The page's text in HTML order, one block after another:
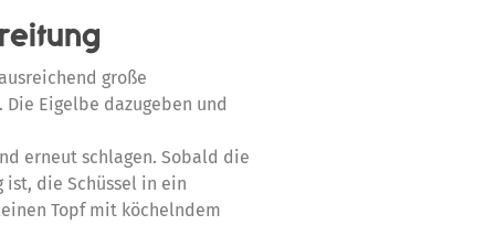
große
Eigelbe dazugeben und
erneut schlagen. Sobald die
ist, die Schüssel in ein
Topf mit köchelndem